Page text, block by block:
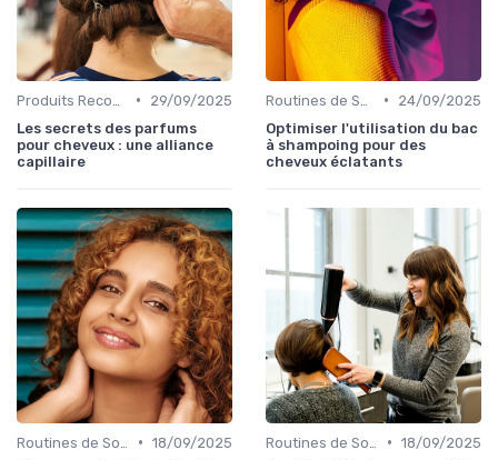
•
29/09/2025
Les secrets des parfums
pour cheveux : une alliance
capillaire
•
24/09/2025
Optimiser l'utilisation du bac
à shampoing pour des
cheveux éclatants
• 18/09/2025
• 18/09/2025